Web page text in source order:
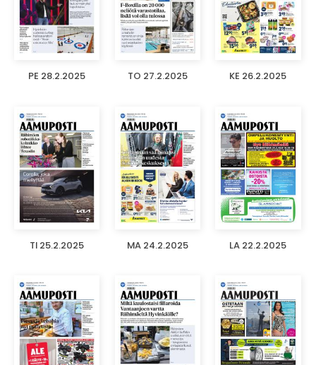
PE 28.2.2025 TO 27.2.2025 KE 26.2.2025
TI 25.2.2025 MA 24.2.2025 LA 22.2.2025